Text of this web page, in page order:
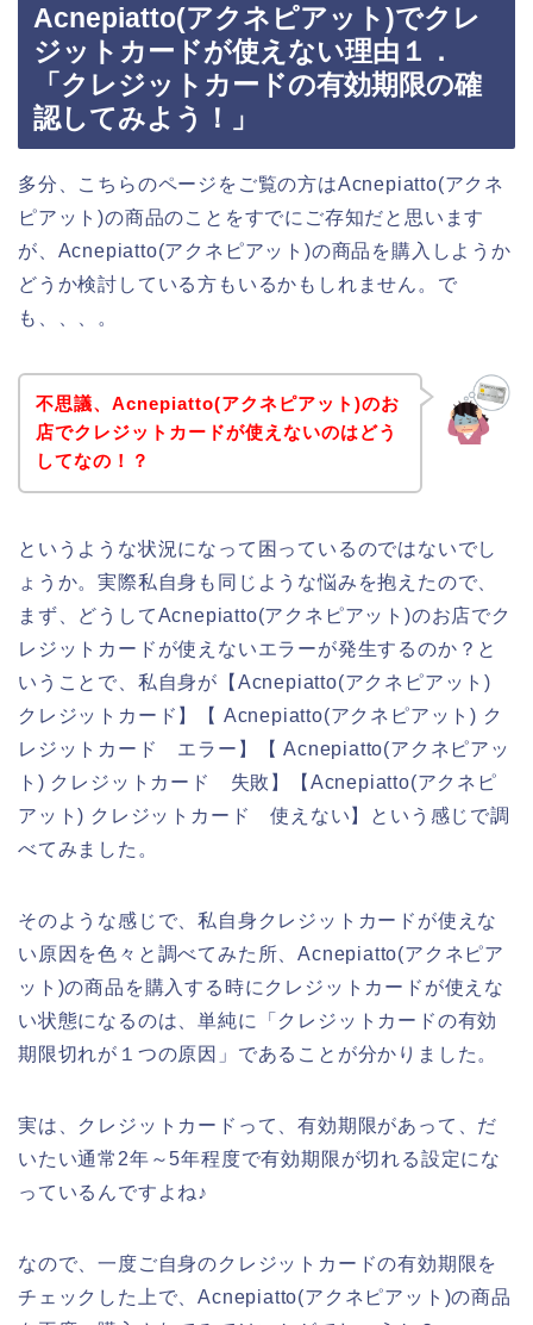
Acnepiatto(アクネピアット)でクレ
ジットカードが使えない理由１．
「クレジットカードの有効期限の確
認してみよう！」
多分、こちらのページをご覧の方はAcnepiatto(アクネ
ピアット)の商品のことをすでにご存知だと思います
が、Acnepiatto(アクネピアット)の商品を購入しようか
どうか検討している方もいるかもしれません。で
も、、、。
不思議、Acnepiatto(アクネピアット)のお
店でクレジットカードが使えないのはどう
してなの！？
というような状況になって困っているのではないでし
ょうか。実際私自身も同じような悩みを抱えたので、
まず、どうしてAcnepiatto(アクネピアット)のお店でク
レジットカードが使えないエラーが発生するのか？と
いうことで、私自身が【Acnepiatto(アクネピアット)
クレジットカード】【 Acnepiatto(アクネピアット) ク
レジットカード エラー】【 Acnepiatto(アクネピアッ
ト) クレジットカード 失敗】【Acnepiatto(アクネピ
アット) クレジットカード 使えない】という感じで調
べてみました。
そのような感じで、私自身クレジットカードが使えな
い原因を色々と調べてみた所、Acnepiatto(アクネピア
ット)の商品を購入する時にクレジットカードが使えな
い状態になるのは、単純に「クレジットカードの有効
期限切れが１つの原因」であることが分かりました。
実は、クレジットカードって、有効期限があって、だ
いたい通常2年～5年程度で有効期限が切れる設定にな
っているんですよね♪
なので、一度ご自身のクレジットカードの有効期限を
チェックした上で、Acnepiatto(アクネピアット)の商品